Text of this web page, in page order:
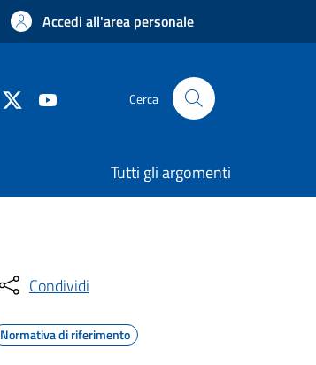
Accedi all'area personale
Cerca
Tutti gli argomenti
Condividi
Normativa di riferimento